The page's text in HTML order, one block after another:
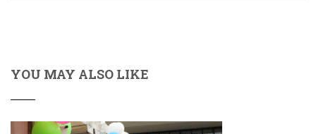
YOU MAY ALSO LIKE